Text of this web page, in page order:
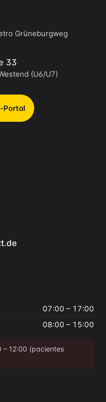
Grüneburgweg
33
(U6/U7)
Portal
07:00 – 17:00
08:00 – 15:00
– 12:00 (pacientes